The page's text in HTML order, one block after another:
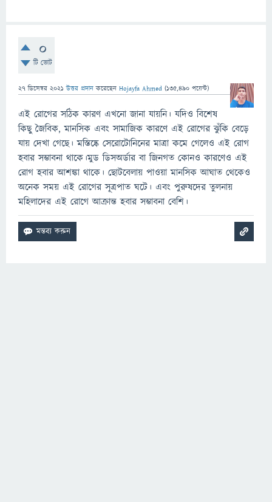
0
টি ভোট
27 ডিসেম্বর 2021 উত্তর প্রদান করেছেন Hojayfa Ahmed (135,490 পয়েন্ট)
এই রোগের সঠিক কারণ এখনো জানা যায়নি। যদিও বিশেষ
কিছু জৈবিক, মানসিক এবং সামাজিক কারণে এই রোগের ঝুঁকি বেড়ে
যায় দেখা গেছে। মস্তিষ্কে সেরোটোনিনের মাত্রা কমে গেলেও এই রোগ
হবার সম্ভাবনা থাকে।মুড ডিসঅর্ডার বা জিনগত কোনও কারণেও এই
রোগ হবার আশঙ্কা থাকে। ছোটবেলায় পাওয়া মানসিক আঘাত থেকেও
অনেক সময় এই রোগের সূত্রপাত ঘটে। এবং পুরুষদের তুলনায়
মহিলাদের এই রোগে আক্রান্ত হবার সম্ভাবনা বেশি।